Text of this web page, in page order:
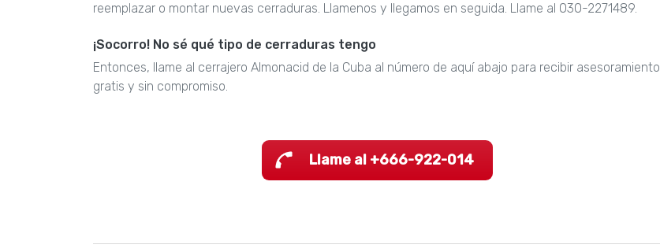
reemplazar o montar nuevas cerraduras. Llamenos y llegamos en seguida. Llame al 030-2271489.
¡Socorro! No sé qué tipo de cerraduras tengo
Entonces, llame al cerrajero Almonacid de la Cuba al número de aquí abajo para recibir asesoramiento
gratis y sin compromiso.
Llame al +666-922-014